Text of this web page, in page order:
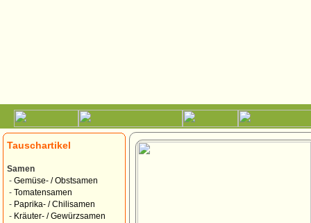
Tauschartikel
Samen
- Gemüse- / Obstsamen
- Tomatensamen
- Paprika- / Chilisamen
- Kräuter- / Gewürzsamen